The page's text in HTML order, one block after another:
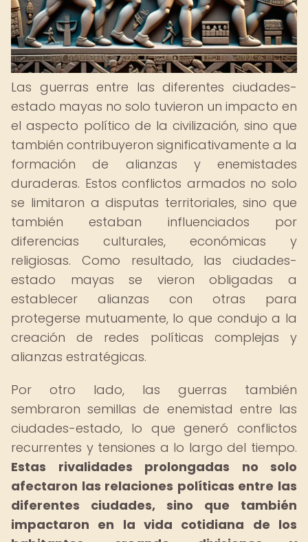
Las guerras entre las diferentes ciudades-
estado mayas no solo tuvieron un impacto en
el aspecto político de la civilización, sino que
también contribuyeron significativamente a la
formación de alianzas y enemistades
duraderas. Estos conflictos armados no solo
se limitaron a disputas territoriales, sino que
también estaban influenciados por
diferencias culturales, económicas y
religiosas. Como resultado, las ciudades-
estado mayas se vieron obligadas a
establecer alianzas con otras para
protegerse mutuamente, lo que condujo a la
creación de redes políticas complejas y
alianzas estratégicas.
Por otro lado, las guerras también
sembraron semillas de enemistad entre las
ciudades-estado, lo que generó conflictos
recurrentes y tensiones a lo largo del tiempo.
Estas rivalidades prolongadas no solo
afectaron las relaciones políticas entre las
diferentes ciudades, sino que también
impactaron en la vida cotidiana de los